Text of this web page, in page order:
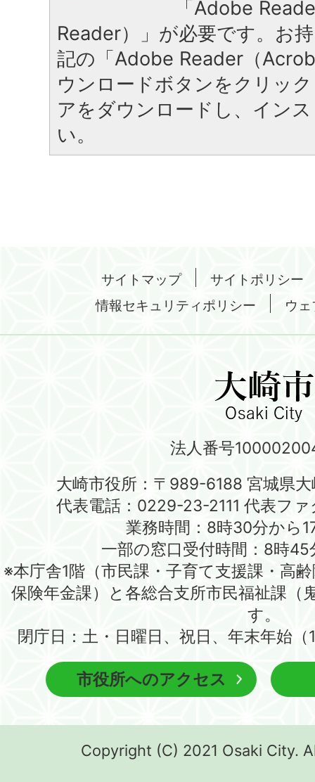
「Adobe
Reader）」が必要です。お
記の「Adobe Reader（
ウンロードボタンをクリッ
アをダウンロードし、イン
い。
サイトマップ
サイトポリシー
情報セキュリティポリシー
ウ
法人番号
大崎市役所：〒989-6188 宮城県大
代表電話：0229-23-2111 代表フ
業務時間：8時30分から
一部の窓口受付時間：8時
※本庁舎1階（市民課・子育て支援課・高
保険年金課）と各総合支所市民福祉課（
す。
閉庁日：土・日曜日、祝日、年末年始
市役所へのアクセス
Copyright (C) 2021 Osaki City.